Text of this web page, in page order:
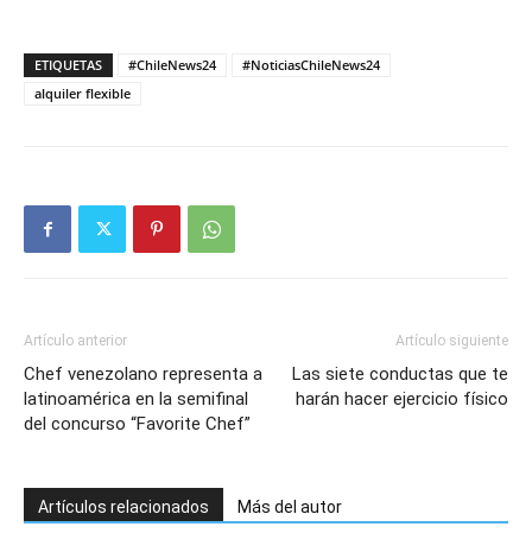
ETIQUETAS #ChileNews24
#NoticiasChileNews24
alquiler flexible
Artículo anterior
Chef venezolano representa a
latinoamérica en la semifinal
del concurso “Favorite Chef”
Artículo siguiente
Las siete conductas que te
harán hacer ejercicio físico
Artículos relacionados Más del autor